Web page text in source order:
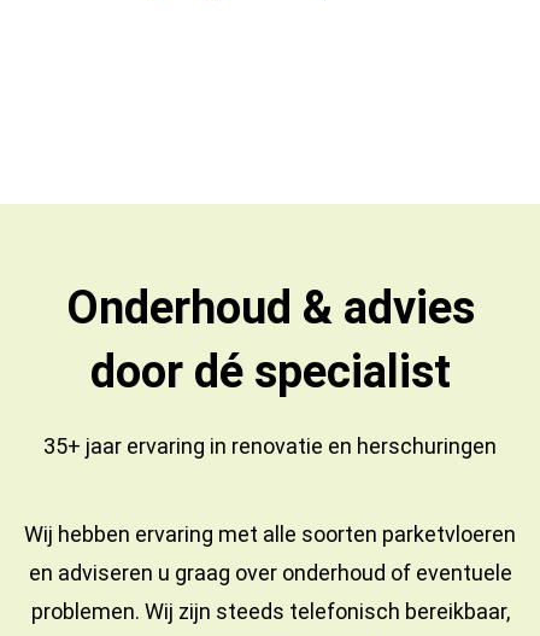
Onderhoud & advies
door dé specialist
35+ jaar ervaring in renovatie en herschuringen
Wij hebben ervaring met alle soorten parketvloeren
en adviseren u graag over onderhoud of eventuele
problemen. Wij zijn steeds telefonisch bereikbaar,